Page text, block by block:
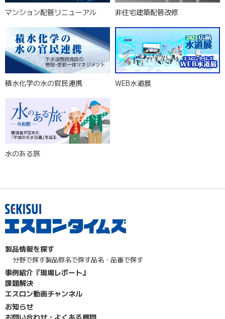
マンション配管リニューアル 非住宅建築配管改修
積水化学の水の官民連携 WEB水道展
水のある旅
製品情報を探す
分野で探す製品群名で探す品名・品番で探す
事例紹介『現場レポート』
課題解決
エスロン動画チャンネル
お知らせ
お問い合わせ・よくある質問